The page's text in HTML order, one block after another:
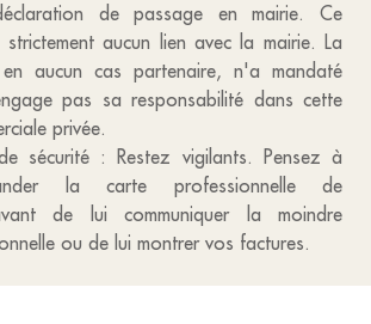
de passage en mairie. Ce
aucun lien avec la mairie. La
aucun cas partenaire, n'a mandaté
pas sa responsabilité dans cette
privée.
sécurité : Restez vigilants. Pensez à
la carte professionnelle de
de lui communiquer la moindre
ou de lui montrer vos factures.